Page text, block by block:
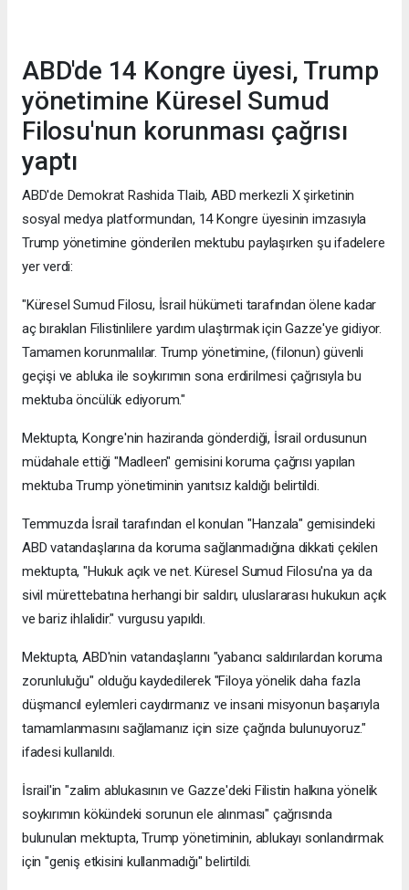
ABD'de 14 Kongre üyesi, Trump
yönetimine Küresel Sumud
Filosu'nun korunması çağrısı
yaptı
ABD'de Demokrat Rashida Tlaib, ABD merkezli X şirketinin
sosyal medya platformundan, 14 Kongre üyesinin imzasıyla
Trump yönetimine gönderilen mektubu paylaşırken şu ifadelere
yer verdi:
"Küresel Sumud Filosu, İsrail hükümeti tarafından ölene kadar
aç bırakılan Filistinlilere yardım ulaştırmak için Gazze'ye gidiyor.
Tamamen korunmalılar. Trump yönetimine, (filonun) güvenli
geçişi ve abluka ile soykırımın sona erdirilmesi çağrısıyla bu
mektuba öncülük ediyorum."
Mektupta, Kongre'nin haziranda gönderdiği, İsrail ordusunun
müdahale ettiği "Madleen" gemisini koruma çağrısı yapılan
mektuba Trump yönetiminin yanıtsız kaldığı belirtildi.
Temmuzda İsrail tarafından el konulan "Hanzala" gemisindeki
ABD vatandaşlarına da koruma sağlanmadığına dikkati çekilen
mektupta, "Hukuk açık ve net. Küresel Sumud Filosu'na ya da
sivil mürettebatına herhangi bir saldırı, uluslararası hukukun açık
ve bariz ihlalidir." vurgusu yapıldı.
Mektupta, ABD'nin vatandaşlarını "yabancı saldırılardan koruma
zorunluluğu" olduğu kaydedilerek "Filoya yönelik daha fazla
düşmancıl eylemleri caydırmanız ve insani misyonun başarıyla
tamamlanmasını sağlamanız için size çağrıda bulunuyoruz."
ifadesi kullanıldı.
İsrail'in "zalim ablukasının ve Gazze'deki Filistin halkına yönelik
soykırımın kökündeki sorunun ele alınması" çağrısında
bulunulan mektupta, Trump yönetiminin, ablukayı sonlandırmak
için "geniş etkisini kullanmadığı" belirtildi.